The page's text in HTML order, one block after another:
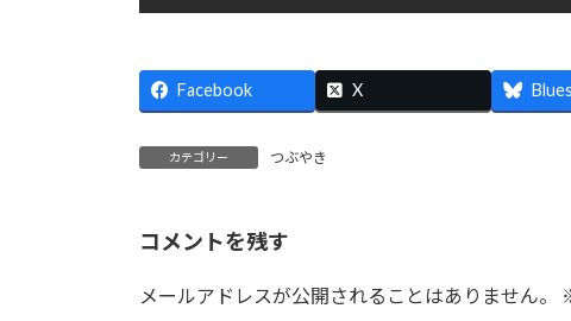
Facebook X
カテゴリー つぶやき
コメントを残す
メールアドレスが公開されることはありません。